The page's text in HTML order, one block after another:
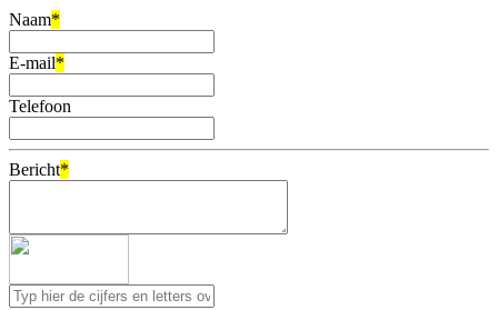
Naam*
E-mail*
Telefoon
Bericht*